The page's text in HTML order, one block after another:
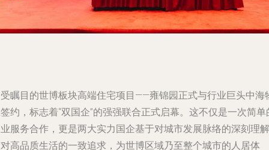
瞩目的世博板块高端住宅项目——雍锦园正式与行业巨头中海
约，标志着“双国企”的强强联合正式启幕。这不仅是一次简单
服务合作，更是两大实力国企基于对城市发展脉络的深刻理解
高品质生活的一致追求，为世博区域乃至整个城市的人居体